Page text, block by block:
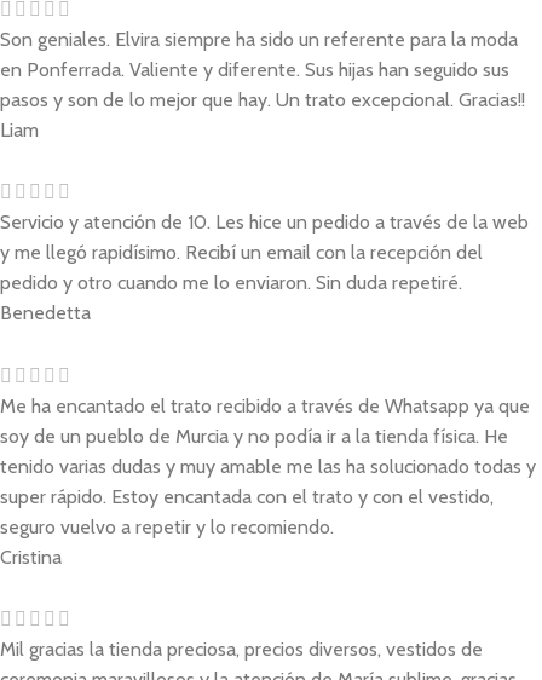
Son geniales. Elvira siempre ha sido un referente para la moda
en Ponferrada. Valiente y diferente. Sus hijas han seguido sus
pasos y son de lo mejor que hay. Un trato excepcional. Gracias!!
Liam
Servicio y atención de 10. Les hice un pedido a través de la web
y me llegó rapidísimo. Recibí un email con la recepción del
pedido y otro cuando me lo enviaron. Sin duda repetiré.
Benedetta
Me ha encantado el trato recibido a través de Whatsapp ya que
soy de un pueblo de Murcia y no podía ir a la tienda física. He
tenido varias dudas y muy amable me las ha solucionado todas y
super rápido. Estoy encantada con el trato y con el vestido,
seguro vuelvo a repetir y lo recomiendo.
Cristina
Mil gracias la tienda preciosa, precios diversos, vestidos de